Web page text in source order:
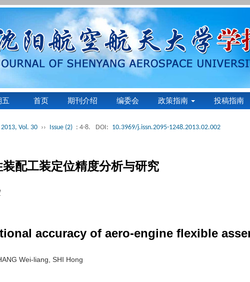
五 首页 期刊介绍 编委会 政策指南 投稿指南
2013, Vol. 30 ›› Issue (2) : 4-8. DOI: 10.3969/j.issn.2095-1248.2013.02.002
配工装定位精度分析与研究
accuracy of aero-engine flexible
Wei-liang, SHI Hong